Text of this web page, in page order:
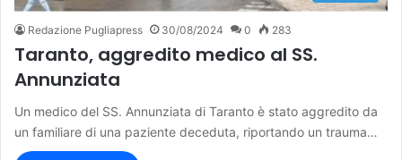
Redazione Pugliapress 30/08/2024 0 283
Taranto, aggredito medico al SS.
Annunziata
Un medico del SS. Annunziata di Taranto è stato aggredito da
un familiare di una paziente deceduta, riportando un trauma…